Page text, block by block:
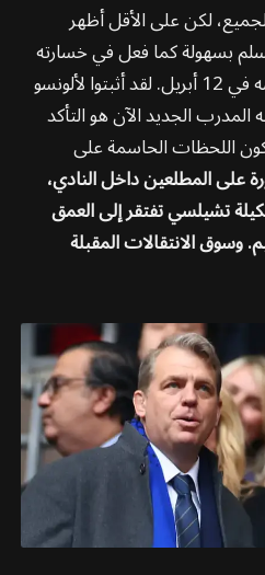
لكن على الأقل أظهر
بسهولة كما فعل في خسارته
0-3 بالدوري أمام الخصم نفسه في 12 أبريل. لقد أثبتوا لألونسو
الجديد الآن هو التأكد
اللحظات الحاسمة على
على المطلعين داخل النادي،
تشيلسي تفتقر إلى العمق
الانتقالات المقبلة